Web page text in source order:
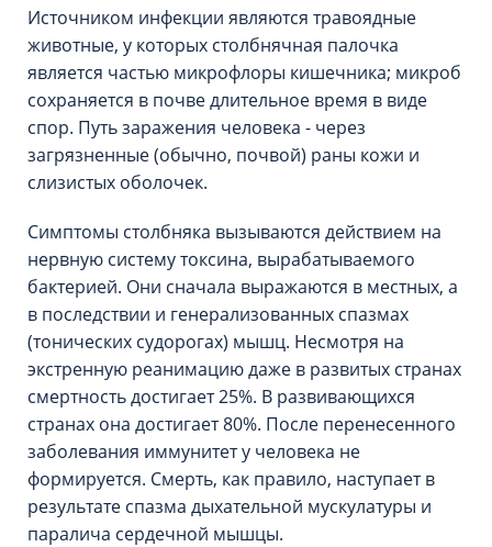
Источником инфекции являются травоядные
животные, у которых столбнячная палочка
является частью микрофлоры кишечника; микроб
сохраняется в почве длительное время в виде
спор. Путь заражения человека - через
загрязненные (обычно, почвой) раны кожи и
слизистых оболочек.
Симптомы столбняка вызываются действием на
нервную систему токсина, вырабатываемого
бактерией. Они сначала выражаются в местных, а
в последствии и генерализованных спазмах
(тонических судорогах) мышц. Несмотря на
экстренную реанимацию даже в развитых странах
смертность достигает 25%. В развивающихся
странах она достигает 80%. После перенесенного
заболевания иммунитет у человека не
формируется. Смерть, как правило, наступает в
результате спазма дыхательной мускулатуры и
паралича сердечной мышцы.